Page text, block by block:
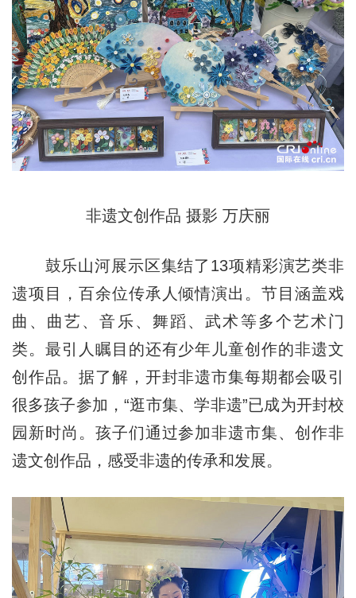
非遗文创作品 摄影 万庆丽
鼓乐山河展示区集结了13项精彩演艺类非
遗项目，百余位传承人倾情演出。节目涵盖戏
曲、曲艺、音乐、舞蹈、武术等多个艺术门
类。最引人瞩目的还有少年儿童创作的非遗文
创作品。据了解，开封非遗市集每期都会吸引
很多孩子参加，“逛市集、学非遗”已成为开封校
园新时尚。孩子们通过参加非遗市集、创作非
遗文创作品，感受非遗的传承和发展。